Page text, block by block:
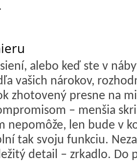
alebo keď ste v
vašich nárokov,
zhotovený presne na
– menšia
nepomôže, len bude v
tak svoju funkciu.
detail – zrkadlo. Do